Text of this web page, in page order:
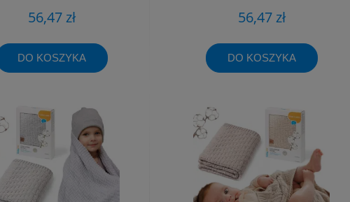
56,47 zł
DO KOSZYKA
56,47 zł
DO KOSZYKA